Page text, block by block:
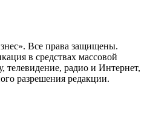
Все права защищены.
в средствах массовой
телевидение, радио и Интернет,
разрешения редакции.